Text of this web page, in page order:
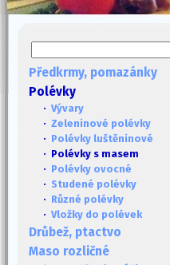
Předkrmy, pomazánky
Polévky
· Vývary
· Zeleninové polévky
· Polévky luštěninové
· Polévky s masem
· Polévky ovocné
· Studené polévky
· Různé polévky
· Vložky do polévek
Drůbež, ptactvo
Maso rozličné